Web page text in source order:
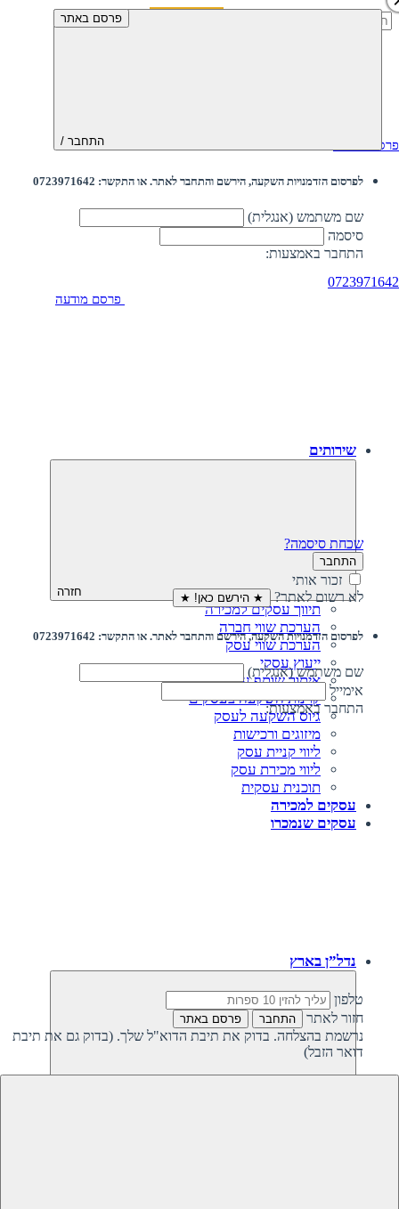
חיפוש:
0723971642
פרסם מודעה התחבר /
לפרסום הזדמנויות השקעה, הירשם והתחבר לאתר. או התקשר: 0723971642
שם משתמש (אנגלית)
סיסמה
התחבר באמצעות:
שכחת סיסמה?
התחבר
זכור אותי
לא רשום לאתר? ★ הירשם כאן! ★
פרסם באתר
לפרסום הזדמנויות השקעה, הירשם והתחבר לאתר. או התקשר: 0723971642
שם משתמש (אנגלית)
אימייל
התחבר באמצעות:
טלפון
חזור לאתר
התחבר פרסם באתר
נרשמת בהצלחה. בדוק את תיבת הדוא"ל שלך. (בדוק גם את תיבת
דואר הזבל)
פרסם מודעה
שירותים
חזרה
תיווך עסקים למכירה
הערכת שווי חברה
הערכת שווי עסק
ייעוץ עסקי
איתור שותף עסקי
קרנות השקעה בעסקים
גיוס השקעה לעסק‎‎
מיזוגים ורכישות
ליווי קניית עסק
ליווי מכירת עסק
תוכנית עסקית
עסקים למכירה
עסקים שנמכרו
נדל”ן בארץ